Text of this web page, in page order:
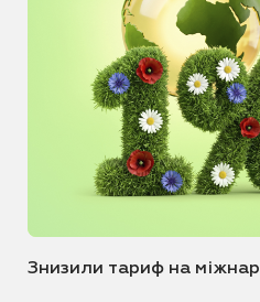
Знизили тариф на